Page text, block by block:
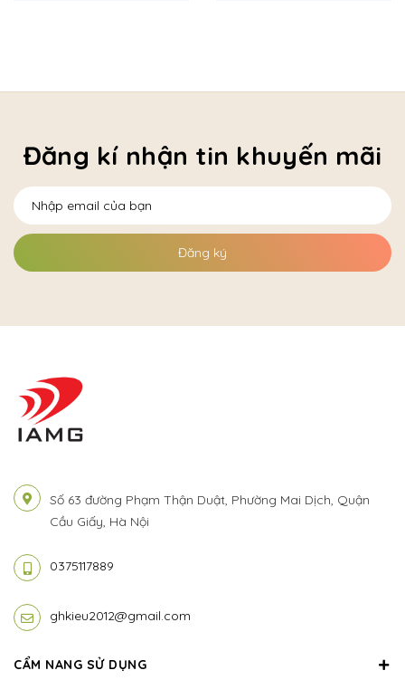
Đăng kí nhận tin khuyến mãi
Đăng ký
Số 63 đường Phạm Thận Duật, Phường Mai Dịch, Quận
Cầu Giấy, Hà Nội
0375117889
ghkieu2012@gmail.com
CẨM NANG SỬ DỤNG